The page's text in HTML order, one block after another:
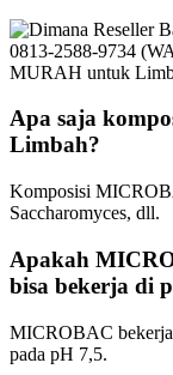
Apa saja
Limbah?
Komposisi
Saccharomyces, dll.
Apakah
bisa bekerja di
MICROBAC
pada pH 7,5.